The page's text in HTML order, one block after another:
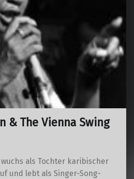
& The Vienna Swing
wuchs als Tochter karibischer
und lebt als Singer-Song-